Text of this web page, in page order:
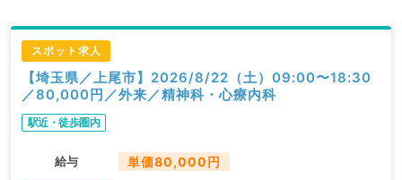
スポット求人
【埼玉県／上尾市】2026/8/22（土）09:00〜18:30
／80,000円／外来／精神科・心療内科
駅近・徒歩圏内
給与 単価80,000円